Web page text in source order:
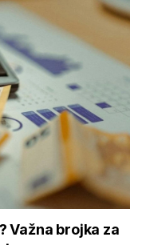
Važna brojka za